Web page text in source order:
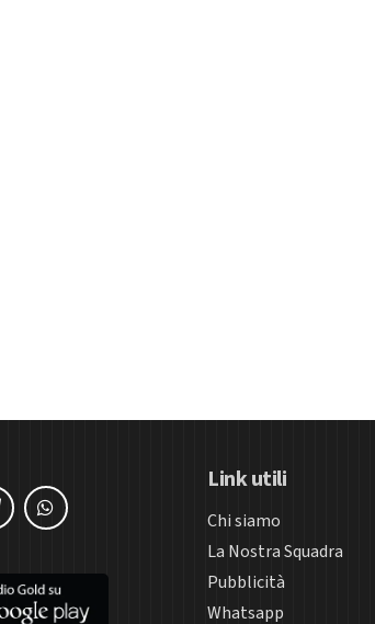
Link utili
Chi siamo
La Nostra Squadra
Pubblicità
Whatsapp